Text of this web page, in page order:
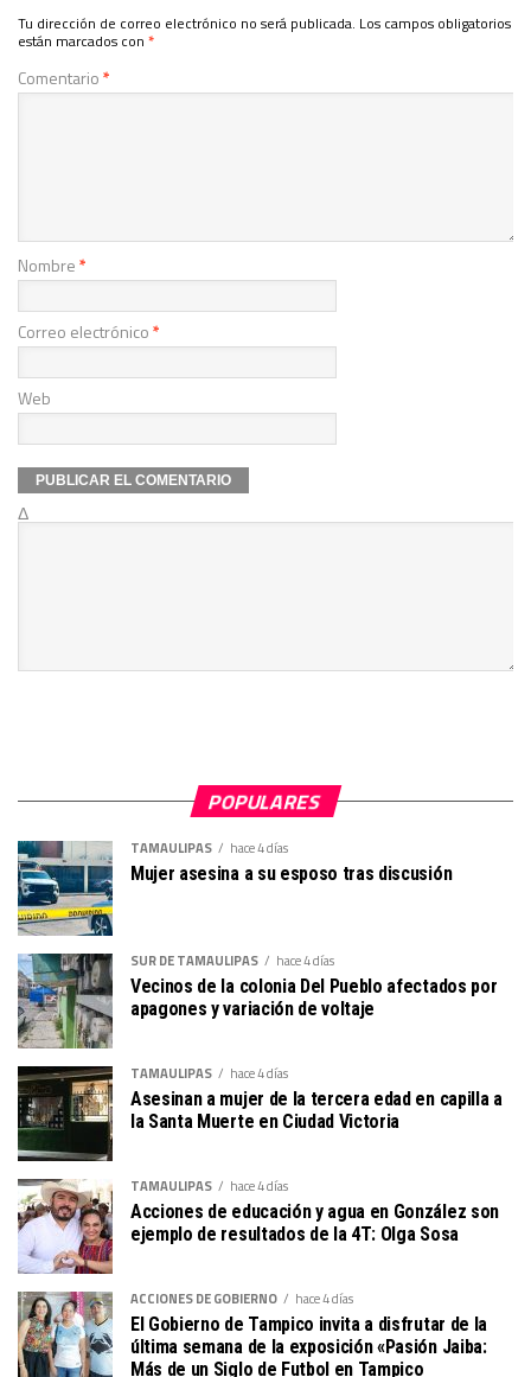
Tu dirección de correo electrónico no será publicada. Los campos obligatorios
están marcados con *
Comentario*
Nombre*
Correo electrónico*
Web
Δ
POPULARES
TAMAULIPAS hace 4 días
Mujer asesina a su esposo tras discusión
SUR DE TAMAULIPAS hace 4 días
Vecinos de la colonia Del Pueblo afectados por
apagones y variación de voltaje
TAMAULIPAS hace 4 días
Asesinan a mujer de la tercera edad en capilla a
la Santa Muerte en Ciudad Victoria
TAMAULIPAS hace 4 días
Acciones de educación y agua en González son
ejemplo de resultados de la 4T: Olga Sosa
ACCIONES DE GOBIERNO hace 4 días
El Gobierno de Tampico invita a disfrutar de la
última semana de la exposición «Pasión Jaiba:
Más de un Siglo de Futbol en Tampico